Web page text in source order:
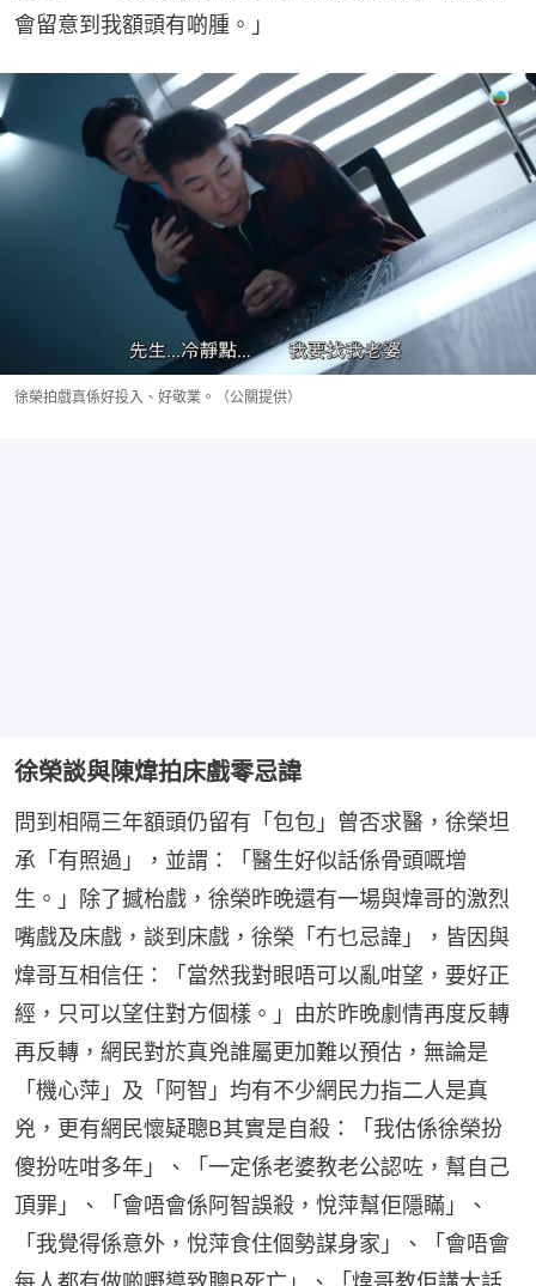
會留意到我額頭有啲腫。」
徐榮拍戲真係好投入、好敬業。（公關提供）
徐榮談與陳煒拍床戲零忌諱
問到相隔三年額頭仍留有「包包」曾否求醫，徐榮坦
承「有照過」，並謂：「醫生好似話係骨頭嘅增
生。」除了撼枱戲，徐榮昨晚還有一場與煒哥的激烈
嘴戲及床戲，談到床戲，徐榮「冇乜忌諱」，皆因與
煒哥互相信任：「當然我對眼唔可以亂咁望，要好正
經，只可以望住對方個樣。」由於昨晚劇情再度反轉
再反轉，網民對於真兇誰屬更加難以預估，無論是
「機心萍」及「阿智」均有不少網民力指二人是真
兇，更有網民懷疑聰B其實是自殺：「我估係徐榮扮
傻扮咗咁多年」、「一定係老婆教老公認咗，幫自己
頂罪」、「會唔會係阿智誤殺，悅萍幫佢隱瞞」、
「我覺得係意外，悅萍食住個勢謀身家」、「會唔會